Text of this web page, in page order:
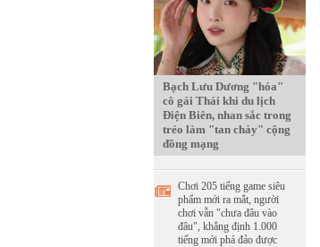
Bạch Lưu Dương "hóa"
cô gái Thái khi du lịch
Điện Biên, nhan sắc trong
trẻo làm "tan chảy" cộng
đồng mạng
Chơi 205 tiếng game siêu
phẩm mới ra mắt, người
chơi vẫn "chưa đâu vào
đâu", khẳng định 1.000
tiếng mới phá đảo được